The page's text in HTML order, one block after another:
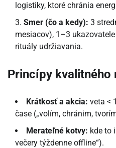
logistiky, ktoré chránia
Smer (čo a kedy): 3
mesiacov), 1–3
rituály udržiavania.
Princípy kvalitného
Krátkosť a akcia: veta <
čase („volím, chránim,
Merateľné kotvy: kde to
večery týždenne offline“).